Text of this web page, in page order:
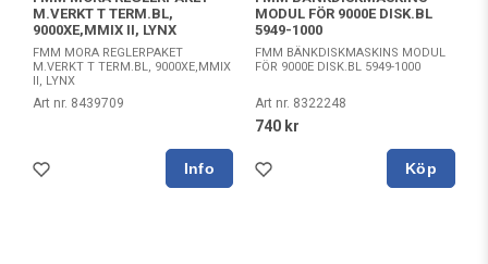
M.VERKT T TERM.BL,
9000XE,MMIX II, LYNX
FMM MORA REGLERPAKET
M.VERKT T TERM.BL, 9000XE,MMIX
II, LYNX
Art nr. 8439709
MODUL FÖR 9000E DISK.BL
5949-1000
FMM BÄNKDISKMASKINS MODUL
FÖR 9000E DISK.BL 5949-1000
Art nr. 8322248
740 kr
Köp